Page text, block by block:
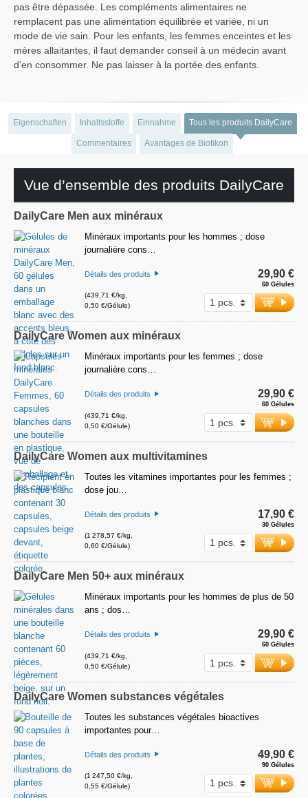
pas être dépassée. Les compléments alimentaires ne
remplacent pas une alimentation équilibrée et variée, ni un
mode de vie sain. Pour les enfants, les femmes enceintes et les
mères allaitantes, il faut demander conseil à un médecin avant
d’en consommer. Ne pas laisser à la portée des enfants.
Eigenschaften Inhaltsstoffe Einnahme Tous les produits DailyCare
Commentaires Avantages de Biotikon
Vue d’ensemble des produits DailyCare
DailyCare Men aux minéraux
Minéraux importants pour les hommes ; dose
journalière cons…
Détails des produits
(439,71 €/kg,
0,50 €/Gélule)
60 Gélules
29,90 €
DailyCare Women aux minéraux
Minéraux importants pour les femmes ; dose
journalière cons…
Détails des produits
(439,71 €/kg,
0,50 €/Gélule)
60 Gélules
29,90 €
DailyCare Women aux multivitamines
Toutes les vitamines importantes pour les femmes ;
dose jou…
Détails des produits
(1 278,57 €/kg,
0,60 €/Gélule)
30 Gélules
17,90 €
DailyCare Men 50+ aux minéraux
Minéraux importants pour les hommes de plus de 50
ans ; dos…
Détails des produits
(439,71 €/kg,
0,50 €/Gélule)
60 Gélules
29,90 €
DailyCare Women substances végétales
Toutes les substances végétales bioactives
importantes pour…
Détails des produits
(1 247,50 €/kg,
0,55 €/Gélule)
90 Gélules
49,90 €